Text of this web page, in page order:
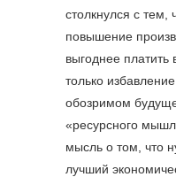
столкнулся с тем,
повышение
выгоднее
только
обозримом
«ресурсного
мысль о том, что
лучший